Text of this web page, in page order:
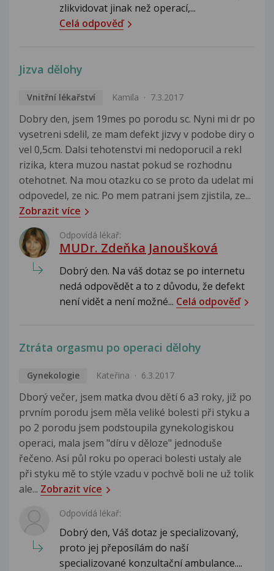
zlikvidovat jinak než operací,...
Celá odpověď
Jizva dělohy
Vnitřní lékařství Kamila 7.3.2017
Dobry den, jsem 19mes po porodu sc. Nyni mi dr po
vysetreni sdelil, ze mam defekt jizvy v podobe diry o
vel 0,5cm. Dalsi tehotenstvi mi nedoporucil a rekl
rizika, ktera muzou nastat pokud se rozhodnu
otehotnet. Na mou otazku co se proto da udelat mi
odpovedel, ze nic. Po mem patrani jsem zjistila, ze...
Zobrazit více
Odpovídá lékař:
MUDr. Zdeňka Janoušková
Dobrý den. Na váš dotaz se po internetu
nedá odpovědět a to z důvodu, že defekt
není vidět a není možné... Celá odpověď
Ztráta orgasmu po operaci dělohy
Gynekologie Kateřina 6.3.2017
Dborý večer, jsem matka dvou dětí 6 a3 roky, již po
prvním porodu jsem měla veliké bolesti při styku a
po 2 porodu jsem podstoupila gynekologiskou
operaci, mala jsem "díru v děloze" jednoduše
řečeno. Asi půl roku po operaci bolesti ustaly ale
při styku mě to stýle vzadu v pochvě boli ne už tolik
ale... Zobrazit více
Odpovídá lékař:
Dobrý den, Váš dotaz je specializovaný,
proto jej přeposílám do naší
specializované konzultační ambulance....